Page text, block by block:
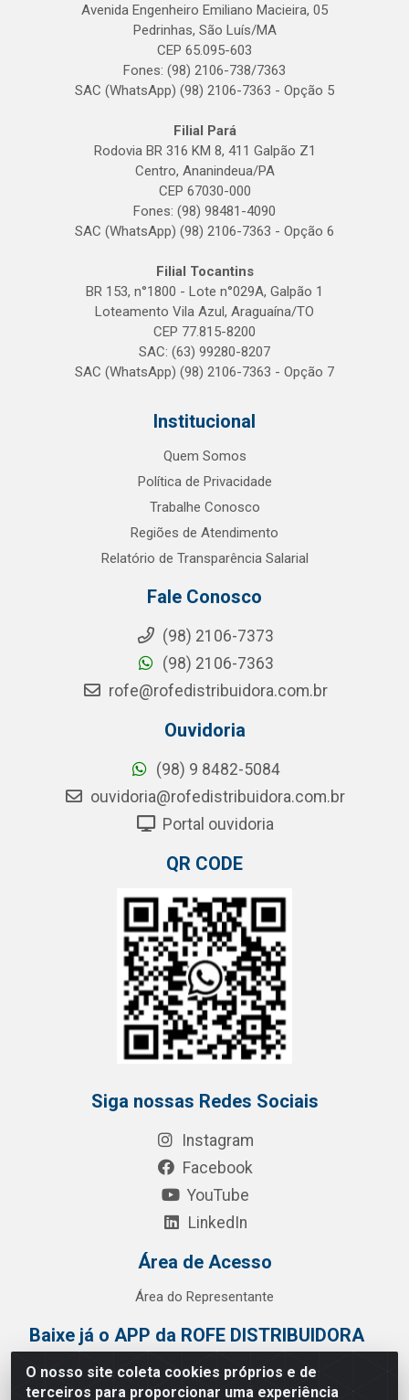
O nosso site coleta cookies próprios e de
terceiros para proporcionar uma experiência
Avenida Engenheiro Emiliano Macieira, 05
Pedrinhas, São Luís/MA
CEP 65.095-603
Fones: (98) 2106-738/7363
SAC (WhatsApp) (98) 2106-7363 - Opção 5
Filial Pará
Rodovia BR 316 KM 8, 411 Galpão Z1
Centro, Ananindeua/PA
CEP 67030-000
Fones: (98) 98481-4090
SAC (WhatsApp) (98) 2106-7363 - Opção 6
Filial Tocantins
BR 153, n°1800 - Lote n°029A, Galpão 1
Loteamento Vila Azul, Araguaína/TO
CEP 77.815-8200
SAC: (63) 99280-8207
SAC (WhatsApp) (98) 2106-7363 - Opção 7
Institucional
Quem Somos
Política de Privacidade
Trabalhe Conosco
Regiões de Atendimento
Relatório de Transparência Salarial
Fale Conosco
(98) 2106-7373
(98) 2106-7363
rofe@rofedistribuidora.com.br
Ouvidoria
(98) 9 8482-5084
ouvidoria@rofedistribuidora.com.br
Portal ouvidoria
QR CODE
Siga nossas Redes Sociais
Instagram
Facebook
YouTube
LinkedIn
Área de Acesso
Área do Representante
Baixe já o APP da ROFE DISTRIBUIDORA